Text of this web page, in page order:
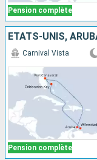
Pension complète
ÉTATS-UNIS,
Pension complète
Carnival Vista